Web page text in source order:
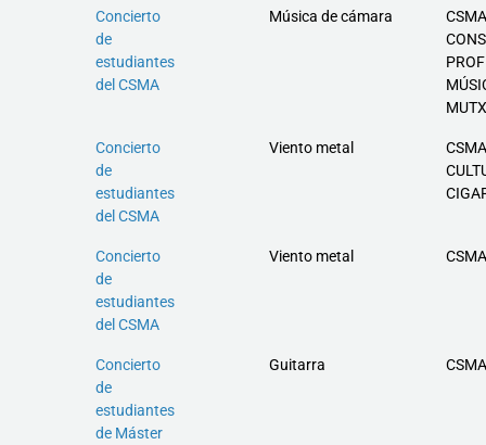
Concierto
de
estudiantes
del CSMA
Música de cámara
Concierto
de
estudiantes
del CSMA
Viento metal
Concierto
de
estudiantes
del CSMA
Viento metal
Concierto
de
estudiantes
de Máster
Guitarra